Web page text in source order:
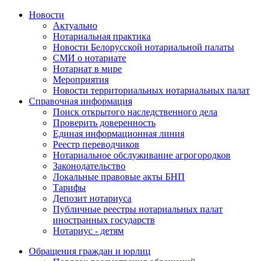
Новости
Актуально
Нотариальная практика
Новости Белорусской нотариальной палаты
СМИ о нотариате
Нотариат в мире
Мероприятия
Новости территориальных нотариальных палат
Справочная информация
Поиск открытого наследственного дела
Проверить доверенность
Единая информационная линия
Реестр переводчиков
Нотариальное обслуживание агрогородков
Законодательство
Локальные правовые акты БНП
Тарифы
Депозит нотариуса
Публичные реестры нотариальных палат
иностранных государств
Нотариус - детям
Обращения граждан и юрлиц